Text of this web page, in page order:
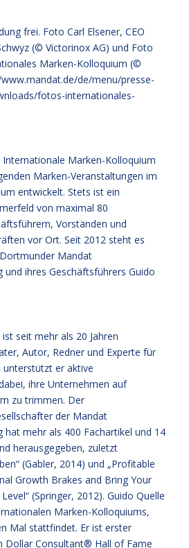
frei. Foto Carl Elsener, CEO
(© Victorinox AG) und Foto
Marken-Kolloquium (©
de/menu/presse-
fotos-internationales-
Marken-Kolloquium
Marken-Veranstaltungen im
entwickelt. Stets ist ein
von maximal 80
Vorständen und
vor Ort. Seit 2012 steht es
Mandat
ihres Geschäftsführers Guido
seit mehr als 20 Jahren
Autor, Redner und Experte für
er aktive
ihre Unternehmen auf
zu trimmen. Der
der Mandat
mehr als 400 Fachartikel und 14
herausgegeben, zuletzt
(Gabler, 2014) und „Profitable
Growth Brakes and Bring Your
(Springer, 2012). Guido Quelle
Marken-Kolloquiums,
Mal stattfindet. Er ist erster
Dollar Consultant® Hall of Fame